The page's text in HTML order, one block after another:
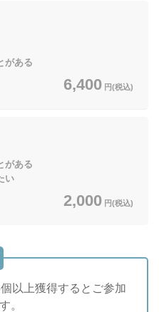
がある
6,400 円(税込)
がある
い
2,000 円(税込)
以上獲得するとご参加
。